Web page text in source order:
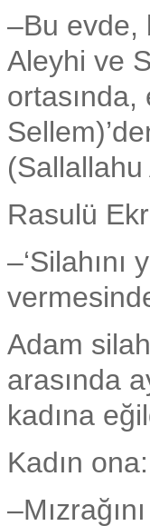
–Bu evde,
Aleyhi ve
Rasulü
Adam
arasında
kadına
Kadın ona: